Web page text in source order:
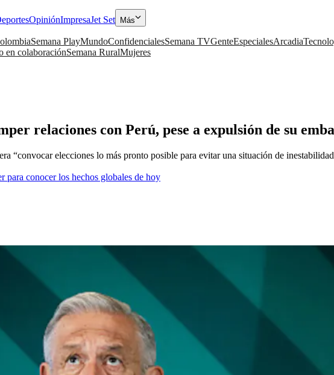
OpiniónImpresaJet Set Más
Semana PlayMundoConfidencialesSemana TVGenteEspecialesArcadia
en colaboraciónSemana RuralMujeres
relaciones con Perú, pese a expulsión de su
“convocar elecciones lo más pronto posible para evitar una situación de
para conocer los hechos globales de hoy